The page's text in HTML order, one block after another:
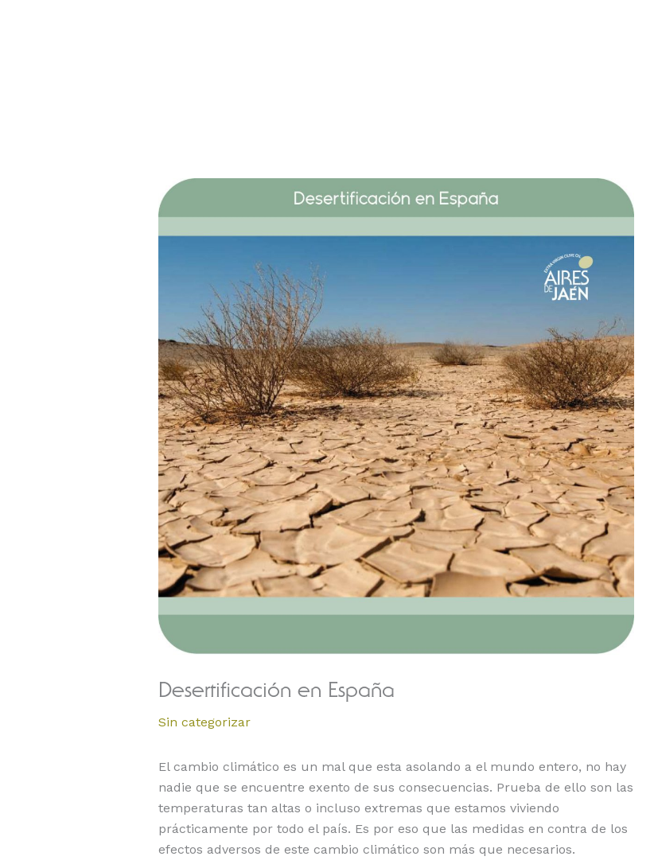
Desertificación en España
Sin categorizar
El cambio climático es un mal que esta asolando a el mundo entero, no hay
nadie que se encuentre exento de sus consecuencias. Prueba de ello son las
temperaturas tan altas o incluso extremas que estamos viviendo
prácticamente por todo el país. Es por eso que las medidas en contra de los
efectos adversos de este cambio climático son más que necesarios.